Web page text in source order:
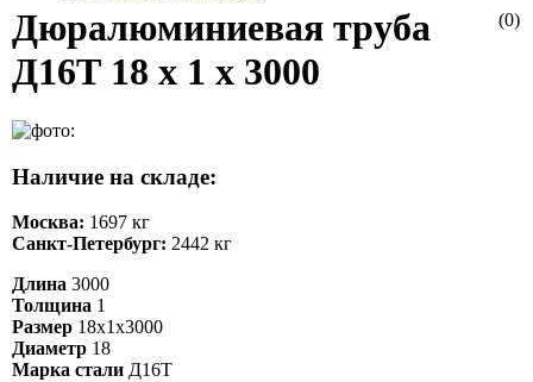
(0)
Дюралюминиевая труба
Д16Т 18 х 1 х 3000
Наличие на складе:
Москва: 1697 кг
Санкт-Петербург: 2442 кг
Длина 3000
Толщина 1
Размер 18х1х3000
Диаметр 18
Марка стали Д16Т